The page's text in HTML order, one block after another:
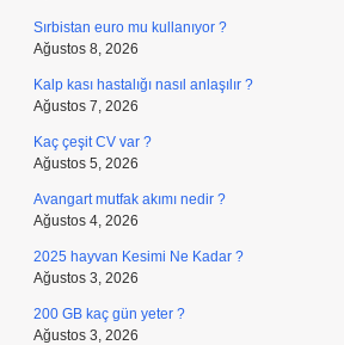
Sırbistan euro mu kullanıyor ?
Ağustos 8, 2026
Kalp kası hastalığı nasıl anlaşılır ?
Ağustos 7, 2026
Kaç çeşit CV var ?
Ağustos 5, 2026
Avangart mutfak akımı nedir ?
Ağustos 4, 2026
2025 hayvan Kesimi Ne Kadar ?
Ağustos 3, 2026
200 GB kaç gün yeter ?
Ağustos 3, 2026